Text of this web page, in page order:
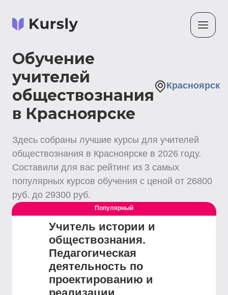
Обучение
учителей
обществознания
в Красноярске
Красноярск
Здесь собраны лучшие курсы для учителей
обществознания в Красноярске в 2026 году.
Составили для вас рейтинг из 3 самых
популярных курсов обучения с ценой от 26800
руб. до 29300 руб.
Популярный
Учитель истории и
обществознания.
Педагогическая
деятельность по
проектированию и